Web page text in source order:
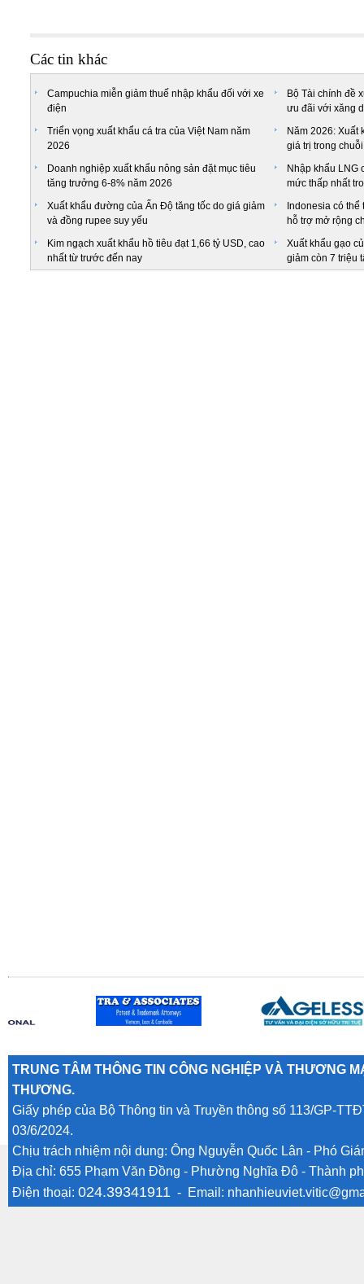
Các tin khác
Campuchia miễn giảm thuế nhập khẩu đối với xe
điện
Bộ Tài chính đề
ưu đãi với xăng
Triển vọng xuất khẩu cá tra của Việt Nam năm
2026
Năm 2026: Xuất
giá trị trong
Doanh nghiệp xuất khẩu nông sản đặt mục tiêu
tăng trưởng 6-8% năm 2026
Nhập khẩu LNG
mức thấp nhất
Xuất khẩu đường của Ấn Độ tăng tốc do giá giảm
và đồng rupee suy yếu
Indonesia có
hỗ trợ mở rộng
Kim ngạch xuất khẩu hồ tiêu đạt 1,66 tỷ USD, cao
nhất từ trước đến nay
Xuất khẩu gạo
giảm còn 7 triệu
TRUNG TÂM THÔNG TIN CÔNG NGHIỆP VÀ THƯƠNG
THƯƠNG.
Giấy phép của Bộ Thông tin và Truyền thông số 113/GP-
03/6/2024.
Chịu trách nhiệm nội dung: Ông Nguyễn Quốc Lân - Phó
Địa chỉ: 655 Phạm Văn Đồng - Phường Nghĩa Đô - Thành
Điện thoại: 024.39341911 - Email: